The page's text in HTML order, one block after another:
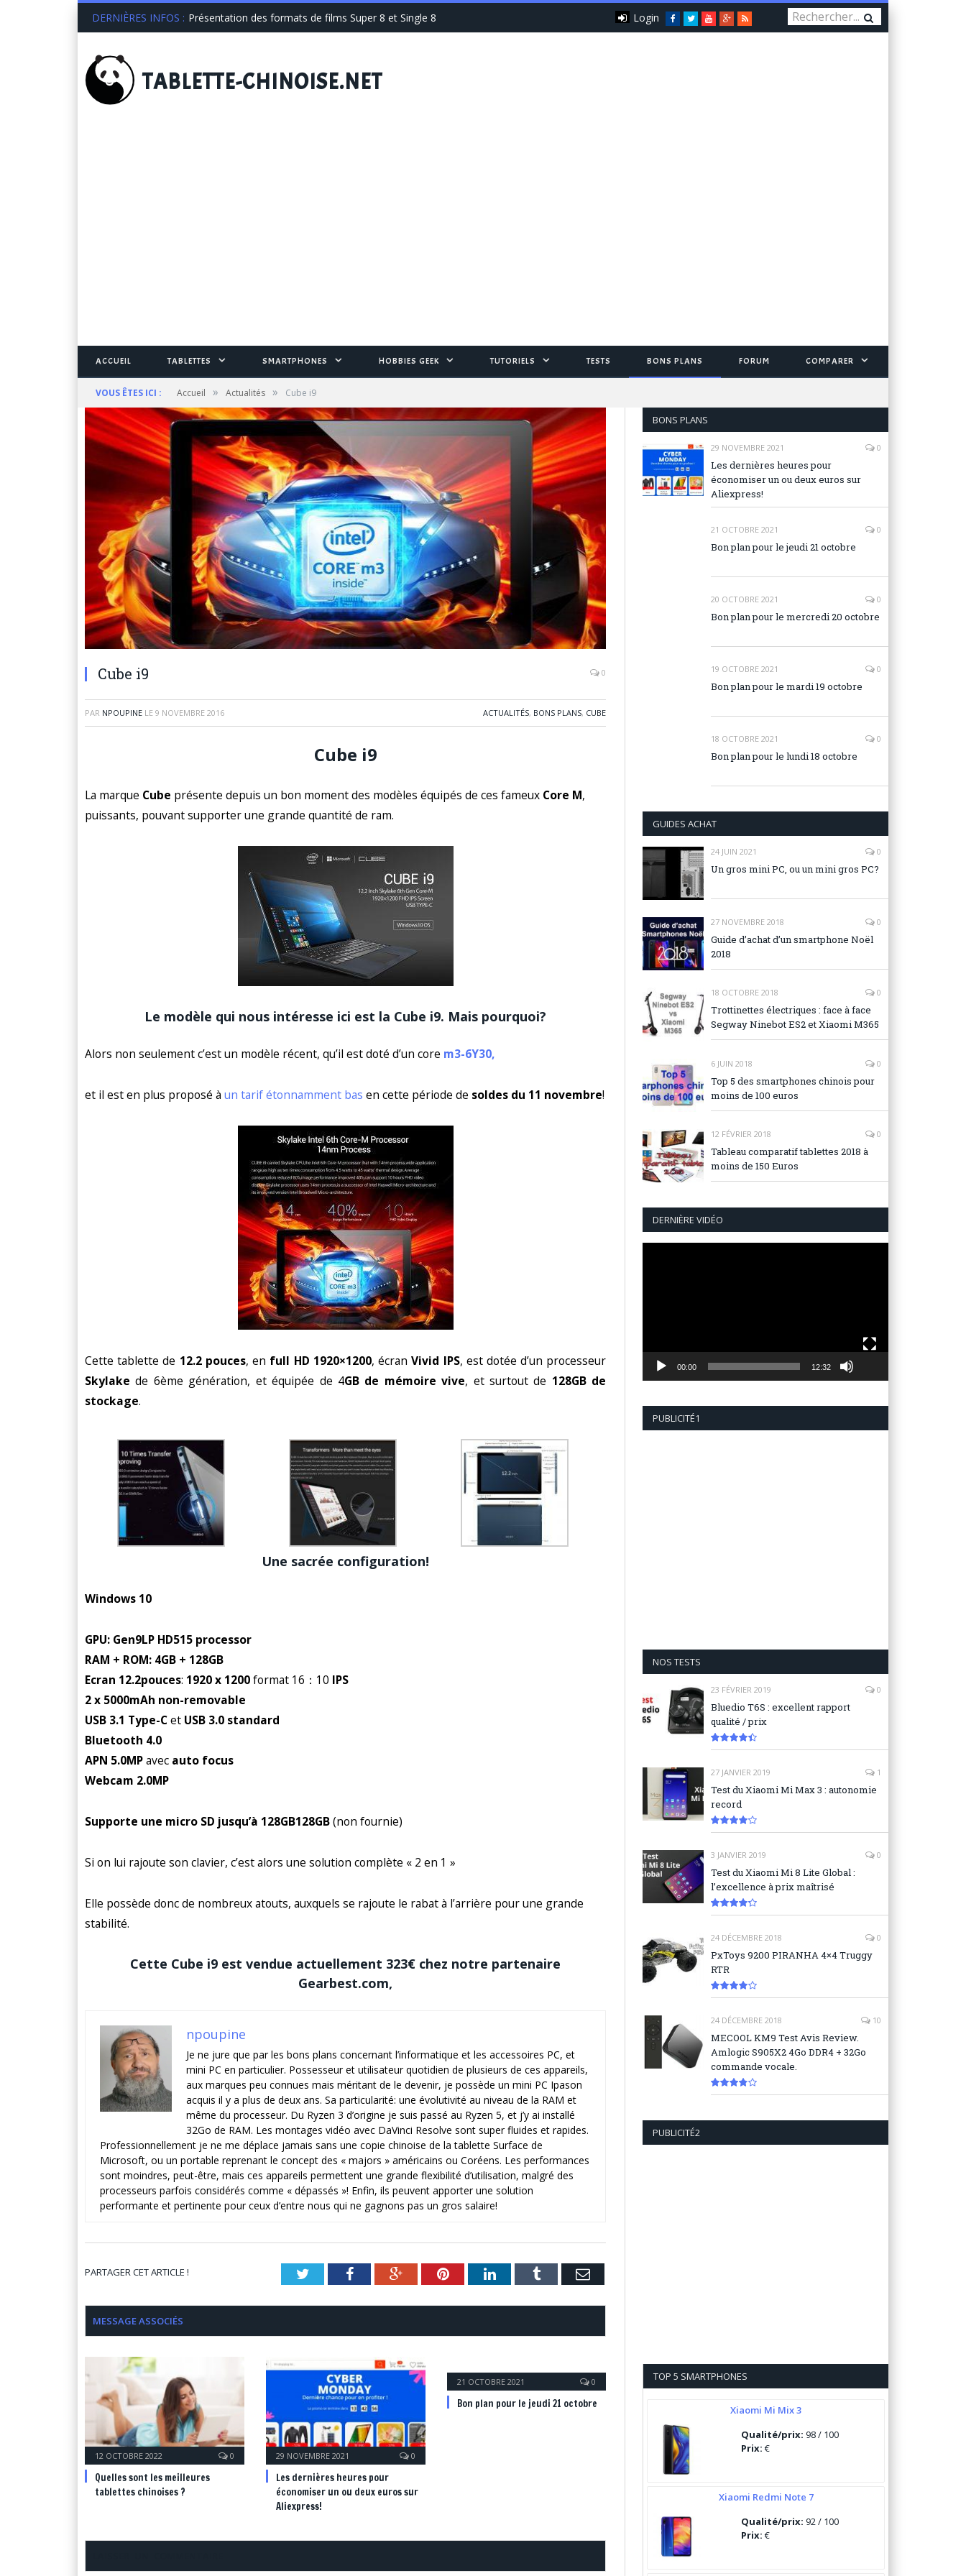
DERNIÈRES INFOS : Présentation des formats de films Super 8 et Single 8 Facebook
TwitterYou
Tube
Google+
RSS
Login
TABLETTE-CHINOISE.NET
ACCUEIL TABLETTES SMARTPHONES HOBBIES GEEK TUTORIELS TESTS BONS PLANS FORUM COMPARER
VOUS ÊTES ICI : Accueil » Actualités » Cube i9
Cube i9 0
PAR NPOUPINE LE 9 NOVEMBRE 2016 ACTUALITÉS, BONS PLANS, CUBE
Cube i9
La marque Cube présente depuis un bon moment des modèles équipés de ces fameux Core M,
puissants, pouvant supporter une grande quantité de ram.
Le modèle qui nous intéresse ici est la Cube i9. Mais pourquoi?
Alors non seulement c’est un modèle récent, qu’il est doté d’un core m3-6Y30,
et il est en plus proposé à un tarif étonnamment bas en cette période de soldes du 11 novembre!
Cette tablette de 12.2 pouces, en full HD 1920×1200, écranVivid IPS, est dotée d’un processeur
Skylake de 6ème génération, et équipée de 4GB de mémoire vive, et surtout de 128GB de
stockage.
Une sacrée configuration!
Windows 10
GPU: Gen9LP HD515 processor
RAM + ROM: 4GB + 128GB
Ecran 12.2pouces: 1920 x 1200format 16：10 IPS
2 x 5000mAh non-removable
USB 3.1 Type-Cet USB 3.0 standard
Bluetooth 4.0
APN 5.0MPavec auto focus
Webcam 2.0MP
Supporte une micro SD jusqu’à 128GB128GB(non fournie)
Si on lui rajoute son clavier, c’est alors une solution complète « 2 en 1 »
Elle possède donc de nombreux atouts, auxquels se rajoute le rabat à l’arrière pour une grande
stabilité.
Cette Cube i9 est vendue actuellement 323€ chez notre partenaire
Gearbest.com,
npoupine
Je ne jure que par les bons plans concernant l’informatique et les accessoires PC, et
mini PC en particulier. Possesseur et utilisateur quotidien de plusieurs de ces appareils,
aux marques peu connues mais méritant de le devenir, je possède un mini PC Ipason
acquis il y a plus de deux ans. Sa particularité: une évolutivité au niveau de la RAM et
même du processeur. Du Ryzen 3 d’origine je suis passé au Ryzen 5, et j’y ai installé
32Go de RAM. Les montages vidéo avec DaVinci Resolve sont super fluides et rapides.
Professionnellement je ne me déplace jamais sans une copie chinoise de la tablette Surface de
Microsoft, ou un portable reprenant le concept des « majors » américains ou Coréens. Les performances
sont moindres, peut-être, mais ces appareils permettent une grande flexibilité d’utilisation, malgré des
processeurs parfois considérés comme « dépassés »! Enfin, ils peuvent apporter une solution
performante et pertinente pour ceux d’entre nous qui ne gagnons pas un gros salaire!
PARTAGER CET ARTICLE ! TwitterFacebookGoogle+PinterestLinkedInTumblr Email
MESSAGE ASSOCIÉS
12 OCTOBRE 2022 0
Quelles sont les meilleures
tablettes chinoises ?
29 NOVEMBRE 2021 0
Les dernières heures pour
économiser un ou deux euros sur
Aliexpress!
21 OCTOBRE 2021 0
Bon plan pour le jeudi 21 octobre
BONS PLANS
29 NOVEMBRE 2021 0
Les dernières heures pour
économiser un ou deux euros sur
Aliexpress!
21 OCTOBRE 2021 0
Bon plan pour le jeudi 21 octobre
20 OCTOBRE 2021 0
Bon plan pour le mercredi 20 octobre
19 OCTOBRE 2021 0
Bon plan pour le mardi 19 octobre
18 OCTOBRE 2021 0
Bon plan pour le lundi 18 octobre
GUIDES ACHAT
24 JUIN 2021 0
Un gros mini PC, ou un mini gros PC?
27 NOVEMBRE 2018 0
Guide d’achat d’un smartphone Noël
2018
18 OCTOBRE 2018 0
Trottinettes électriques : face à face
Segway Ninebot ES2 et Xiaomi M365
6 JUIN 2018 0
Top 5 des smartphones chinois pour
moins de 100 euros
12 FÉVRIER 2018 0
Tableau comparatif tablettes 2018 à
moins de 150 Euros
DERNIÈRE VIDÉO
00:00 12:32
PUBLICITÉ1
NOS TESTS
23 FÉVRIER 2019 0
Bluedio T6S : excellent rapport
qualité / prix
27 JANVIER 2019 1
Test du Xiaomi Mi Max 3 : autonomie
record
3 JANVIER 2019 0
Test du Xiaomi Mi 8 Lite Global :
l’excellence à prix maîtrisé
24 DÉCEMBRE 2018 0
PxToys 9200 PIRANHA 4×4 Truggy
RTR
24 DÉCEMBRE 2018 10
MECOOL KM9 Test Avis Review.
Amlogic S905X2 4Go DDR4 + 32Go
commande vocale.
PUBLICITÉ2
TOP 5 SMARTPHONES
Xiaomi Mi Mix 3
Qualité/prix:98 / 100
Prix:€
Xiaomi Redmi Note 7
Qualité/prix:92 / 100
Prix:€